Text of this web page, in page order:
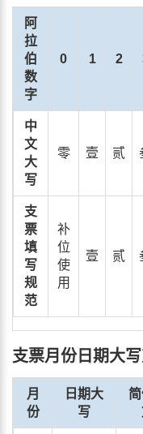
阿
拉
伯
数
字
0 1 2
中
文
大
写
零 壹 贰
支
票
填
写
规
范
补
位
使
用
壹 贰
支票月份日期大
月
份
日期大
写